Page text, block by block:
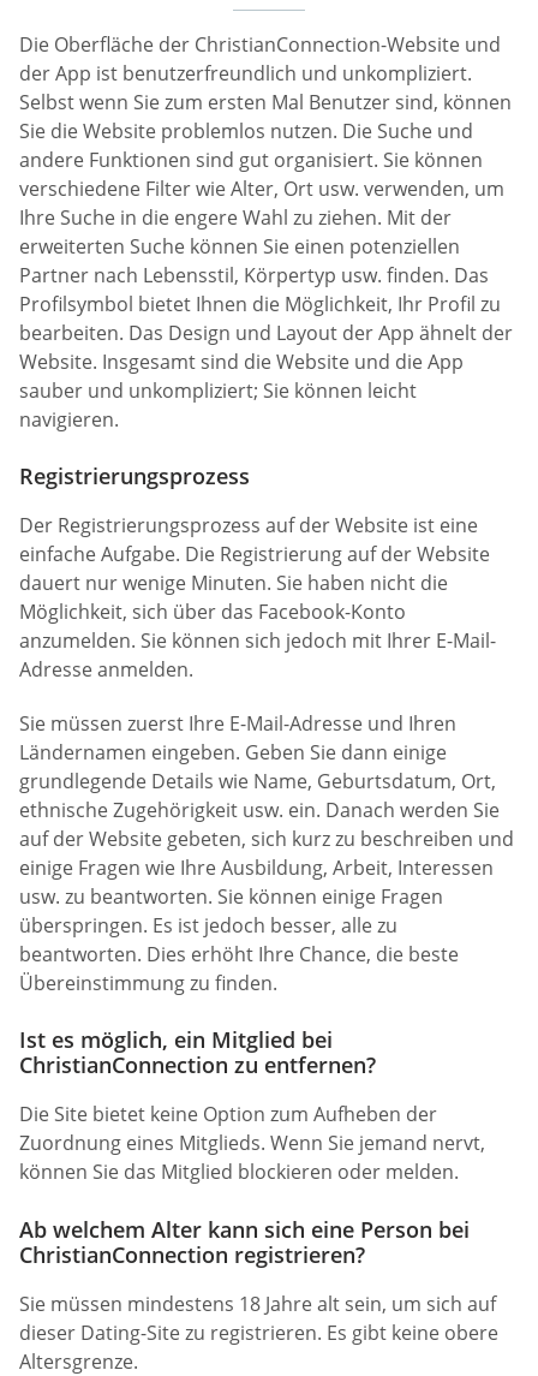
Die Oberfläche der ChristianConnection-Website und
der App ist benutzerfreundlich und unkompliziert.
Selbst wenn Sie zum ersten Mal Benutzer sind, können
Sie die Website problemlos nutzen. Die Suche und
andere Funktionen sind gut organisiert. Sie können
verschiedene Filter wie Alter, Ort usw. verwenden, um
Ihre Suche in die engere Wahl zu ziehen. Mit der
erweiterten Suche können Sie einen potenziellen
Partner nach Lebensstil, Körpertyp usw. finden. Das
Profilsymbol bietet Ihnen die Möglichkeit, Ihr Profil zu
bearbeiten. Das Design und Layout der App ähnelt der
Website. Insgesamt sind die Website und die App
sauber und unkompliziert; Sie können leicht
navigieren.
Registrierungsprozess
Der Registrierungsprozess auf der Website ist eine
einfache Aufgabe. Die Registrierung auf der Website
dauert nur wenige Minuten. Sie haben nicht die
Möglichkeit, sich über das Facebook-Konto
anzumelden. Sie können sich jedoch mit Ihrer E-Mail-
Adresse anmelden.
Sie müssen zuerst Ihre E-Mail-Adresse und Ihren
Ländernamen eingeben. Geben Sie dann einige
grundlegende Details wie Name, Geburtsdatum, Ort,
ethnische Zugehörigkeit usw. ein. Danach werden Sie
auf der Website gebeten, sich kurz zu beschreiben und
einige Fragen wie Ihre Ausbildung, Arbeit, Interessen
usw. zu beantworten. Sie können einige Fragen
überspringen. Es ist jedoch besser, alle zu
beantworten. Dies erhöht Ihre Chance, die beste
Übereinstimmung zu finden.
Ist es möglich, ein Mitglied bei
ChristianConnection zu entfernen?
Die Site bietet keine Option zum Aufheben der
Zuordnung eines Mitglieds. Wenn Sie jemand nervt,
können Sie das Mitglied blockieren oder melden.
Ab welchem Alter kann sich eine Person bei
ChristianConnection registrieren?
Sie müssen mindestens 18 Jahre alt sein, um sich auf
dieser Dating-Site zu registrieren. Es gibt keine obere
Altersgrenze.